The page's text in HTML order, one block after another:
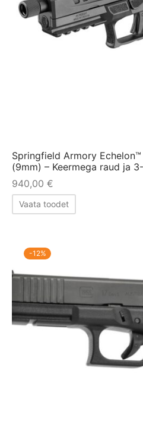
Springfield Armory
(9mm) – Keermega raud ja
940,00 €
Vaata toodet
-12%